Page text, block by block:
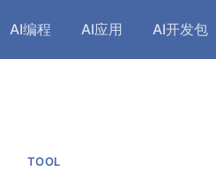
AI编程 AI应用 AI开发包
TOOL